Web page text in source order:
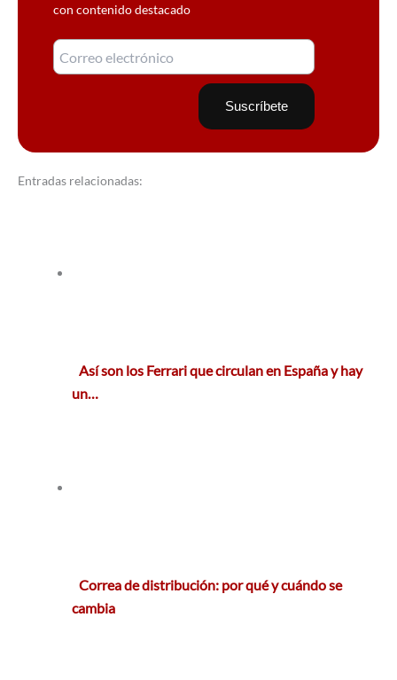
con contenido destacado
Entradas relacionadas:
Así son los Ferrari que circulan en España y hay
un…
Correa de distribución: por qué y cuándo se
cambia